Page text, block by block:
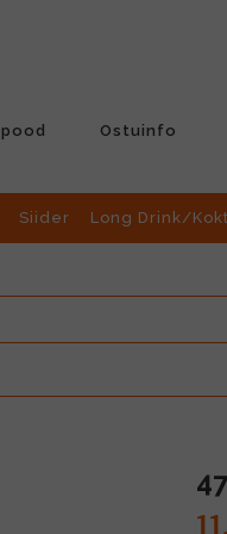
Ostuinfo
Siider Long Drink/